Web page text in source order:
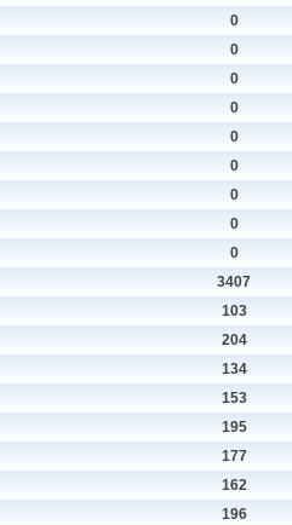
0
0
0
0
0
0
0
0
0
3407
103
204
134
153
195
177
162
196